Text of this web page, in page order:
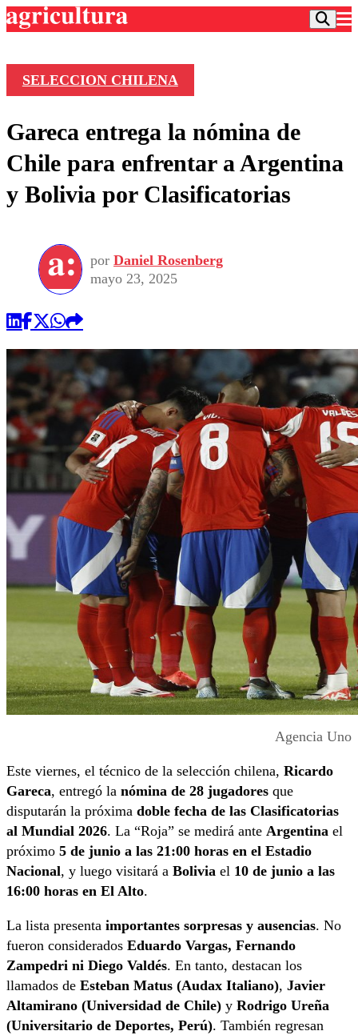
Frecuencias
Agricultura TV
Deportes
Colo Colo
Seleccion Chilena
Torneo Internacional
Universidad de Chile
Entretención
Economía
Internacional
Sustentabilidad
Publicaciones en medios
Opinión
SELECCION CHILENA
Gareca entrega la nómina de
Chile para enfrentar a Argentina
y Bolivia por Clasificatorias
por Daniel Rosenberg
mayo 23, 2025
Agencia Uno
Este viernes, el técnico de la selección chilena, Ricardo
Gareca, entregó la nómina de 28 jugadores que
disputarán la próxima doble fecha de las Clasificatorias
al Mundial 2026. La “Roja” se medirá ante Argentina el
próximo 5 de junio a las 21:00 horas en el Estadio
Nacional, y luego visitará a Bolivia el 10 de junio a las
16:00 horas en El Alto.
La lista presenta importantes sorpresas y ausencias. No
fueron considerados Eduardo Vargas, Fernando
Zampedri ni Diego Valdés. En tanto, destacan los
llamados de Esteban Matus (Audax Italiano), Javier
Altamirano (Universidad de Chile) y Rodrigo Ureña
(Universitario de Deportes, Perú). También regresan